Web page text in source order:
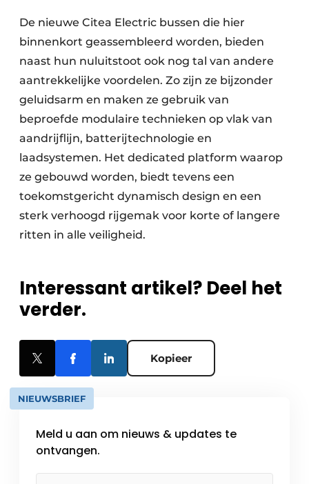
De nieuwe Citea Electric bussen die hier
binnenkort geassembleerd worden, bieden
naast hun nuluitstoot ook nog tal van andere
aantrekkelijke voordelen. Zo zijn ze bijzonder
geluidsarm en maken ze gebruik van
beproefde modulaire technieken op vlak van
aandrijflijn, batterijtechnologie en
laadsystemen. Het dedicated platform waarop
ze gebouwd worden, biedt tevens een
toekomstgericht dynamisch design en een
sterk verhoogd rijgemak voor korte of langere
ritten in alle veiligheid.
Interessant artikel? Deel het
verder.
Kopieer
NIEUWSBRIEF
Meld u aan om nieuws & updates te
ontvangen.